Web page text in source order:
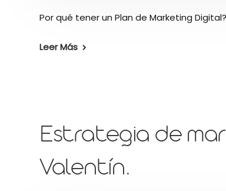
Por qué tener un Plan de Marketing
Leer Más
Estrategia de
Valentín.